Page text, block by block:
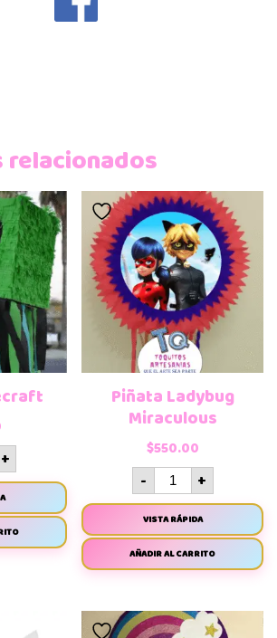
relacionados
+
Piñata Ladybug
Miraculous
$550.00
- +
VISTA RÁPIDA
AÑADIR AL CARRITO